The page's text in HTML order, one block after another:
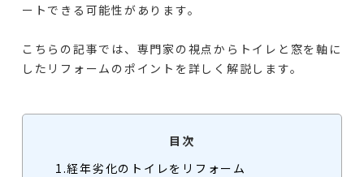
ートできる可能性があります。
こちらの記事では、専門家の視点からトイレと窓を軸に
したリフォームのポイントを詳しく解説します。
目次
1.経年劣化のトイレをリフォーム